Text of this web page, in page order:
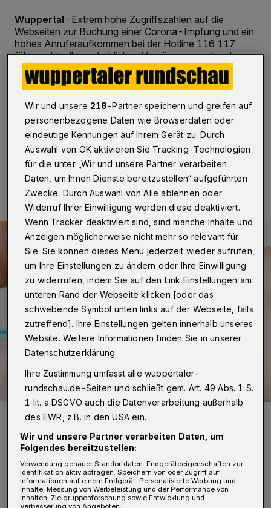
Wuppertal · Extrem hohe Zugriffszahlen auf die
Webseiten zur Buchung einer Corona-Impfung und ein
hohes Anruferaufkommen bei der Hotline 116 117
führen aktuell zu erheblichen Verzögerungen bei der
Terminbuchung für die über 80-jährigen
Impfberechtigten in Wuppertal und NRW, dies bedeutet
längere Wartezeiten bei Anrufen und Verzögerungen
sowohl beim Aufrufen der Webseiten als auch bei der
Bestätigung von Terminen per E-Mail.
25.01.2021 , 14:00 Uhr 2 Minuten Lesezeit
Symbolfoto.
Wir und unsere 218-Partner speichern und greifen auf
personenbezogene Daten wie Browserdaten oder
eindeutige Kennungen auf Ihrem Gerät zu. Durch
Auswahl von OK aktivieren Sie Tracking-Technologien
für die unter „Wir und unsere Partner verarbeiten
Daten, um Ihnen Dienste bereitzustellen“ aufgeführten
Zwecke. Durch Auswahl von Alle ablehnen oder
Widerruf Ihrer Einwilligung werden diese deaktiviert.
Wenn Tracker deaktiviert sind, sind manche Inhalte und
Anzeigen möglicherweise nicht mehr so relevant für
Sie. Sie können dieses Menü jederzeit wieder aufrufen,
um Ihre Einstellungen zu ändern oder Ihre Einwilligung
zu widerrufen, indem Sie auf den Link Einstellungen am
unteren Rand der Webseite klicken [oder das
schwebende Symbol unten links auf der Webseite, falls
zutreffend]. Ihre Einstellungen gelten innerhalb unseres
Website. Weitere Informationen finden Sie in unserer
Datenschutzerklärung.
Ihre Zustimmung umfasst alle wuppertaler-
rundschau.de-Seiten und schließt gem. Art. 49 Abs. 1 S.
1 lit. a DSGVO auch die Datenverarbeitung außerhalb
des EWR, z.B. in den USA ein.
Wir und unsere Partner verarbeiten Daten, um
Folgendes bereitzustellen:
Verwendung genauer Standortdaten. Endgeräteeigenschaften zur
Identifikation aktiv abfragen. Speichern von oder Zugriff auf
Informationen auf einem Endgerät. Personalisierte Werbung und
Inhalte, Messung von Werbeleistung und der Performance von
Inhalten, Zielgruppenforschung sowie Entwicklung und